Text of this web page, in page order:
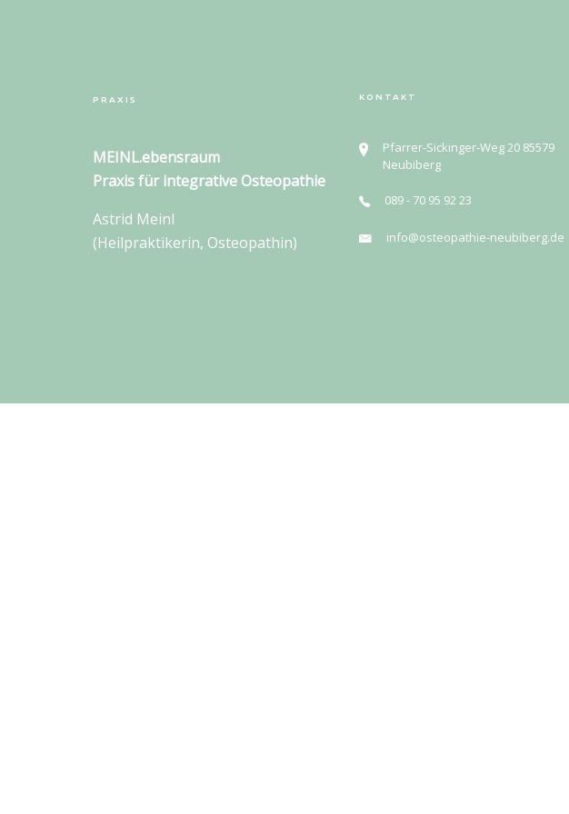
PRAXIS
MEINL.ebensraum
Praxis für integrative Osteopathie
Astrid Meinl
(Heilpraktikerin, Osteopathin)
KONTAKT
Pfarrer-Sickinger-Weg 20 85579
Neubiberg
089 - 70 95 92 23
info@osteopathie-neubiberg.de